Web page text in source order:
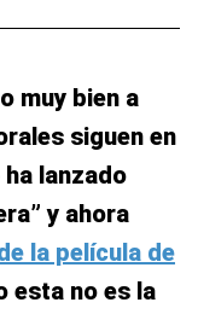
muy bien a
siguen en
lanzado
y ahora
la película de
esta no es la